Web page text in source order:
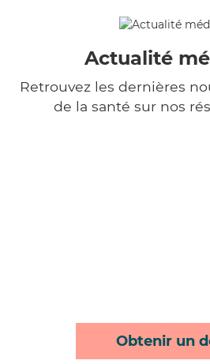
Actualité
Retrouvez les dernières
de la santé sur nos
Obtenir un